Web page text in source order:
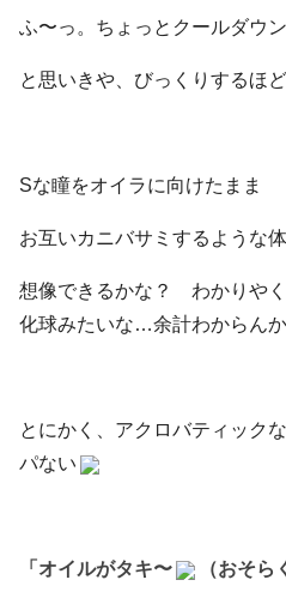
ふ〜っ。ちょっとクールダウ
と思いきや、びっくりするほ
Sな瞳をオイラに向けたまま
お互いカニバサミするような
想像できるかな？ わかりや
化球みたいな…余計わからん
とにかく、アクロバティック
パない
「オイルがタキ〜 （おそら